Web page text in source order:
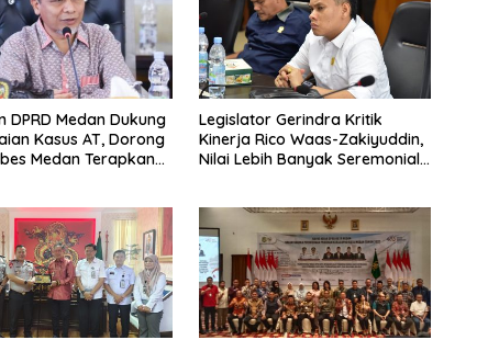
DPRD Medan Dukung
Kasus AT, Dorong
Medan Terapkan
Legislator Gerindra Kritik
Kinerja Rico Waas-Zakiyuddin,
Nilai Lebih Banyak Seremonial